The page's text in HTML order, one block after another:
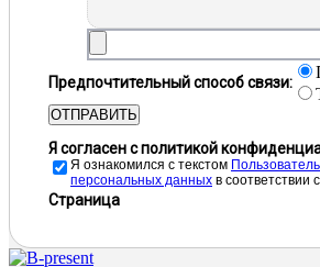
Предпочтительный способ связи:
ОТПРАВИТЬ
Я согласен с политикой
Я ознакомился с текстом
персональных данных в соответствии с
Страница